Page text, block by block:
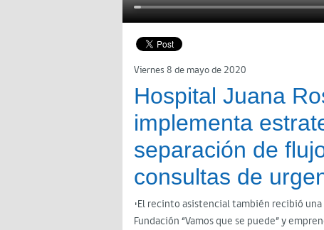
Viernes 8 de mayo de 2020
Hospital Juana
implementa
separación de
consultas de
•El recinto asistencial también recibió
Fundación “Vamos que se puede” y